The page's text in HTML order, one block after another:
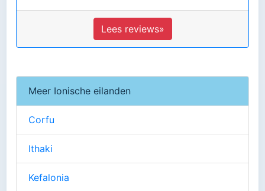
Lees reviews»
Meer Ionische eilanden
Corfu
Ithaki
Kefalonia